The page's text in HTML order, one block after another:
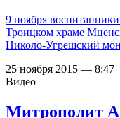
9 ноября
Троицком храме
Николо-Угрешский
25 ноября 2015 — 8:47
Видео
Митрополит